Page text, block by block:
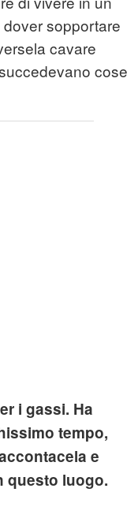
sopportare
cavare
cose
i gassi. Ha
tempo,
e
questo luogo.